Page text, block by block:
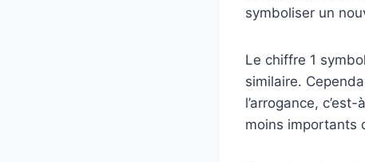
symboliser un
Le chiffre 1
similaire.
l’arrogance,
moins importants